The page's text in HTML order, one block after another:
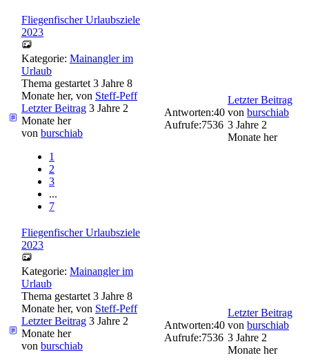
Fliegenfischer Urlaubsziele
2023
Kategorie: Mainangler im
Urlaub
Thema gestartet 3 Jahre 8
Monate her, von Steff-Peff
Letzter Beitrag 3 Jahre 2
Monate her
von burschiab
1
2
3
...
7
Antworten:40
Aufrufe:7536
Letzter Beitrag
von burschiab
3 Jahre 2
Monate her
Fliegenfischer Urlaubsziele
2023
Kategorie: Mainangler im
Urlaub
Thema gestartet 3 Jahre 8
Monate her, von Steff-Peff
Letzter Beitrag 3 Jahre 2
Monate her
von burschiab
Antworten:40
Aufrufe:7536
Letzter Beitrag
von burschiab
3 Jahre 2
Monate her